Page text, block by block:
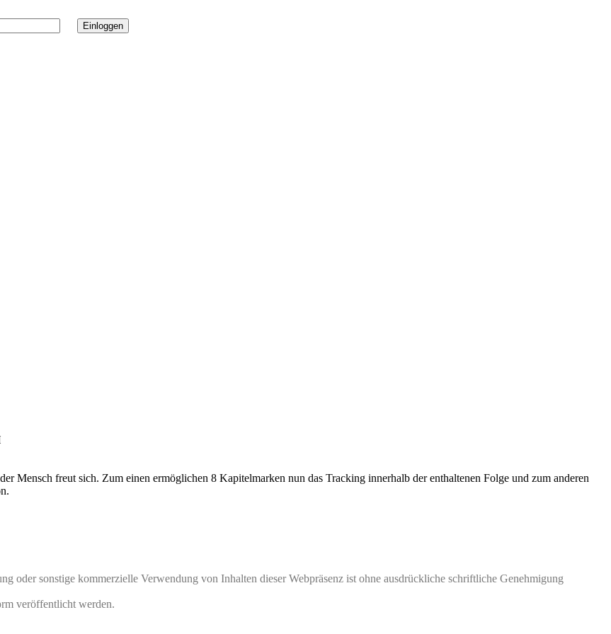
Mensch freut sich. Zum einen ermöglichen 8 Kapitelmarken nun das Tracking innerhalb der enthaltenen Folge und zum anderen
oder sonstige kommerzielle Verwendung von Inhalten dieser Webpräsenz ist ohne ausdrückliche schriftliche Genehmigung
veröffentlicht werden.